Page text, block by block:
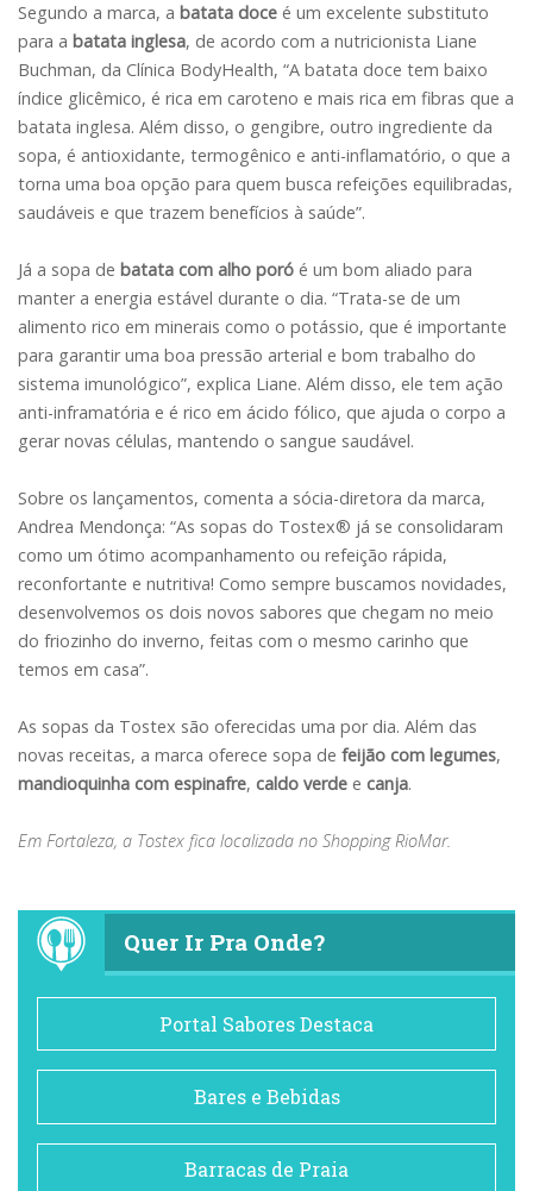
Segundo a marca, a batata doce é um excelente substituto
para a batata inglesa, de acordo com a nutricionista Liane
Buchman, da Clínica BodyHealth, “A batata doce tem baixo
índice glicêmico, é rica em caroteno e mais rica em fibras que a
batata inglesa. Além disso, o gengibre, outro ingrediente da
sopa, é antioxidante, termogênico e anti-inflamatório, o que a
torna uma boa opção para quem busca refeições equilibradas,
saudáveis e que trazem benefícios à saúde”.
Já a sopa de batata com alho poró é um bom aliado para
manter a energia estável durante o dia. “Trata-se de um
alimento rico em minerais como o potássio, que é importante
para garantir uma boa pressão arterial e bom trabalho do
sistema imunológico”, explica Liane. Além disso, ele tem ação
anti-inframatória e é rico em ácido fólico, que ajuda o corpo a
gerar novas células, mantendo o sangue saudável.
Sobre os lançamentos, comenta a sócia-diretora da marca,
Andrea Mendonça: “As sopas do Tostex® já se consolidaram
como um ótimo acompanhamento ou refeição rápida,
reconfortante e nutritiva! Como sempre buscamos novidades,
desenvolvemos os dois novos sabores que chegam no meio
do friozinho do inverno, feitas com o mesmo carinho que
temos em casa”.
As sopas da Tostex são oferecidas uma por dia. Além das
novas receitas, a marca oferece sopa de feijão com legumes,
mandioquinha com espinafre, caldo verde e canja.
Em Fortaleza, a Tostex fica localizada no Shopping RioMar.
Quer Ir Pra Onde?
Portal Sabores Destaca
Bares e Bebidas
Barracas de Praia